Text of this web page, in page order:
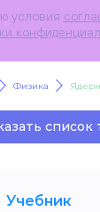
условия
Физика
список
Учебник